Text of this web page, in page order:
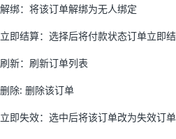
解绑：将该订单解绑为无人绑定
立即结算：选择后将付款状态订单立即
刷新：刷新订单列表
删除: 删除该订单
立即失效：选中后将该订单改为失效订单